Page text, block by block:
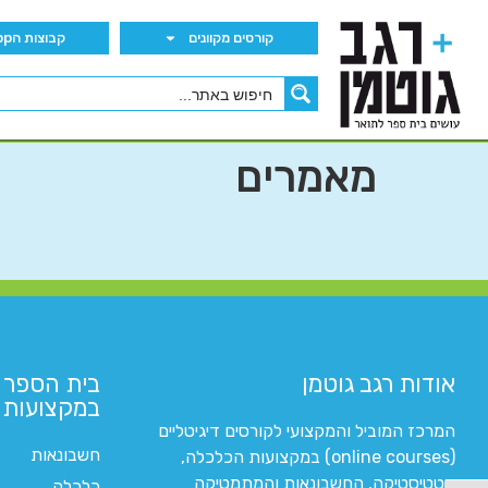
קורסים מקוונים קבוצות הWhatsApp
מאמרים
אודות רגב גוטמן
המרכז המוביל והמקצועי לקורסים דיגיטליים
(online courses) במקצועות הכלכלה,
סטטיסטיקה, החשבונאות והמתמטיקה
בית
במקצועות
חשבונאות